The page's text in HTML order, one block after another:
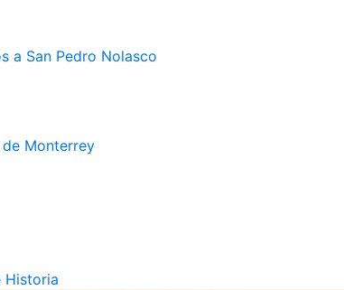
a San Pedro Nolasco
Monterrey
Historia